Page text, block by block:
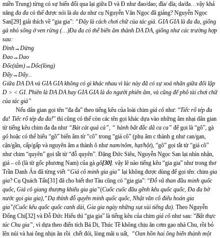
miền Trung) từng có sự biến đổi qua lại giữa D và Đ như đao/dao; đĩa/ dĩa; da/đa…vậy khả
năng đa đa có thể được nói là da da như cụ Nguyễn Văn Ngọc đã giảng? Nguyễn Ngọc
San[29] giải thích về “gia gia”: “Đây là cách chơi chữ của tác giả. GIA GIA là đa đa, giống
gà nhỏ sống ở ven rừng (…)Đa đa có thể biến âm thành DA DA, giống như các trường hợp
sau:
Đình→Dừng
Đao→Dao
Đốc(tâm)→Dốc(lòng)
Đẩy→Dẩy...
Giữa DA DA và GIA GIA không có gì khác nhau vì lúc này đã có sự xoá nhãn giữa đối lập
D > < GI. Phiên là DA DA hay GIA GIA là do người phiên âm, và cũng để phô tài chơi chữ
của tác giả”
Nếu dân gian gọi tên “đa đa” theo tiếng kêu của loài chim giá cô như: “Tiếc rổ tép đa
đa! Tiếc rổ tép đa đa!” thì cũng có thể còn các tên gọi khác dựa vào những âm nhại dân gian
từ tiếng kêu chim đa đa như “Bát cát quả cà”, “ hành bất đắc dã ca ca” để gọi là “gô”, gà
gô hoặc có thể hiểu “gô” biến âm từ “cô” trong “giá cô” (phụ âm c thành g như can/gan,
cận/gần, cấp/gấp và nguyên âm a thành ô như nam/nôm, hạt/hột), “gô” gọi tắt từ “giá cô”
như chim “quyên” gọi tắt từ “đỗ quyên”. Đặng Đức Siêu, Nguyễn Ngọc San lại nhìn nhận,
giá – cô (là từ gốc phương Nam) của gà gô[30]. vậy lẽ nào tiếng kêu “gia gia” như trong thơ
Trần Danh Án đã từng viết “Giá cô minh gia gia” lại không được dùng để gọi tên: chim gia
gia? Cụ Quách Tấn[31] đã cho biết thơ Tàu cũng có “gia gia”: “Đỗ vũ than đầu minh quốc
quốc, Giá cô giang thượng khiếu gia gia”(Cuốc cuốc đầu gềnh kêu quốc quốc, Đa đa bờ
nước gọi gia gia),“Dạ thính đỗ quyên minh quốc quốc, Nhật văn cô điểu hoán gia
gia”(Cuốc kêu quốc quốc canh dài, Gia gia ngày những sụt sùi tiếng đa). Theo Nguyễn
Đổng Chi[32] và Đỗ Đức Hiểu thì “gia gia” là tiếng kêu của chim giá cô như sau: “Bất thực
túc Chu gia”, vì dựa theo điển tích Bá Di, Thúc Tề không chịu ăn cơm gạo nhà Chu, rồi bỏ
lên núi và hai ông nhịn ăn rồi chết đói, lòng mãi u uất, “Oan hồn hai ông biến thành một